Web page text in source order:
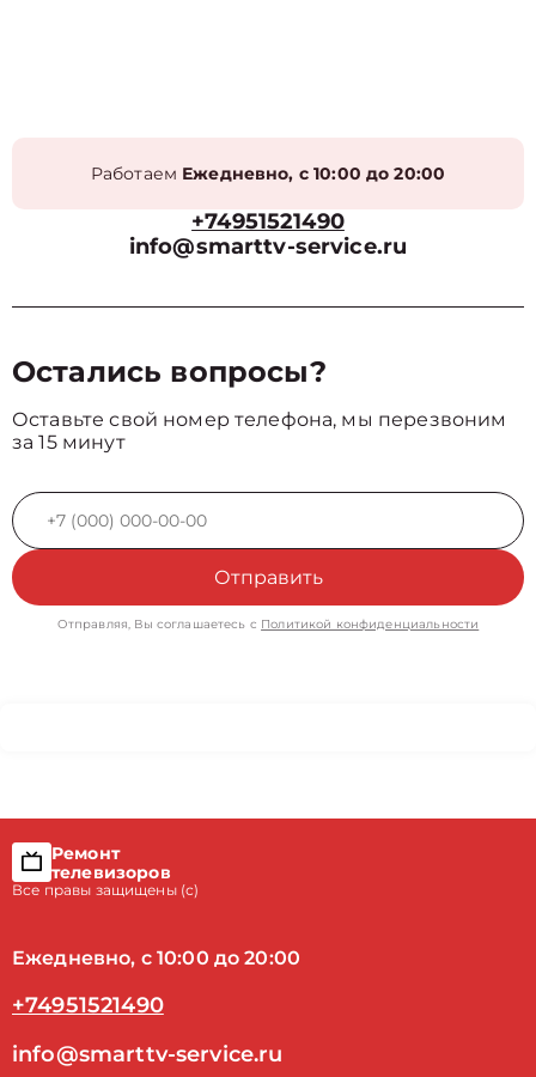
Работаем Ежедневно, с 10:00 до 20:00
+74951521490
info@smarttv-service.ru
Остались вопросы?
Оставьте свой номер телефона, мы перезвоним
за 15 минут
Отправить
Отправляя, Вы соглашаетесь с Политикой конфиденциальности
Ремонт
телевизоров
Все правы защищены (с)
Ежедневно, с 10:00 до 20:00
+74951521490
info@smarttv-service.ru